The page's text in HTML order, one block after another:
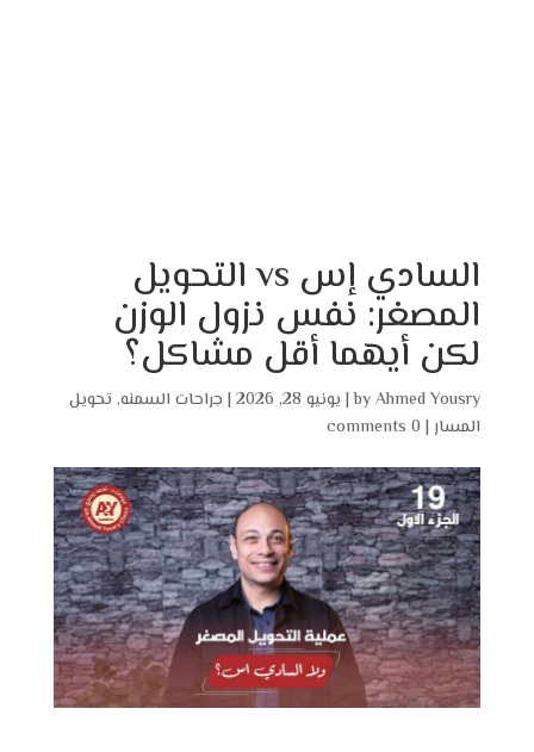
السادي إس vs التحويل
المصغر: نفس نزول الوزن
لكن أيهما أقل مشاكل؟
byAhmed Yousry
| يونيو 28, 2026 | جراحات السمنه, تحويل
المسار|
0 comments